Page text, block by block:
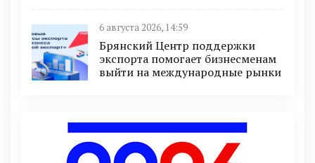
6 августа 2026, 14:59
Брянский Центр поддержки
экспорта помогает бизнесменам
выйти на международные рынки